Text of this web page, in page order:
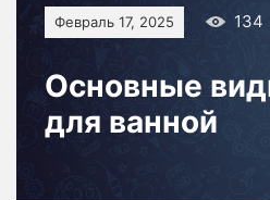
Февраль 17, 2025 134
Основные
для ванной